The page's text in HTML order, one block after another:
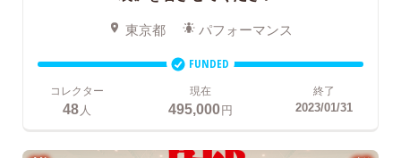
東京都 パフォーマンス
FUNDED
コレクター
48 人
現在
495,000円
終了
2023/01/31